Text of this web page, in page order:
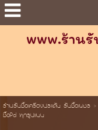
www.ร้าน
ร้านรับซื้อเครื่องประดับ รับซื้อเพชร>
ซื้อPd ทุกรูปแบบ